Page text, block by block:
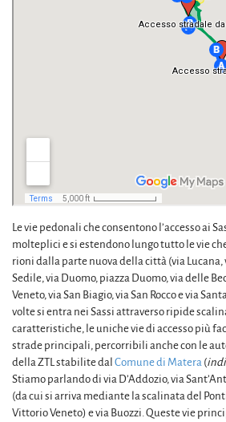
Le vie pedonali che consentono l’accesso ai
molteplici e si estendono lungo tutto le vie
rioni dalla parte nuova della città (via Lucana,
Sedile, via Duomo, piazza Duomo, via delle
Veneto, via San Biagio, via San Rocco e via
volte si entra nei Sassi attraverso ripide
caratteristiche, le uniche vie di accesso più
strade principali, percorribili anche con le
della ZTL stabilite dal Comune di Matera (
Stiamo parlando di via D’Addozio, via
(da cui si arriva mediante la scalinata del
Vittorio Veneto) e via Buozzi. Queste vie